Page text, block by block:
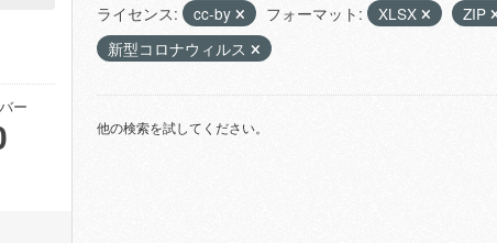
ー
ライセンス: cc-by フォーマット: XLSX ZIP
新型コロナウィルス
他の検索を試してください。